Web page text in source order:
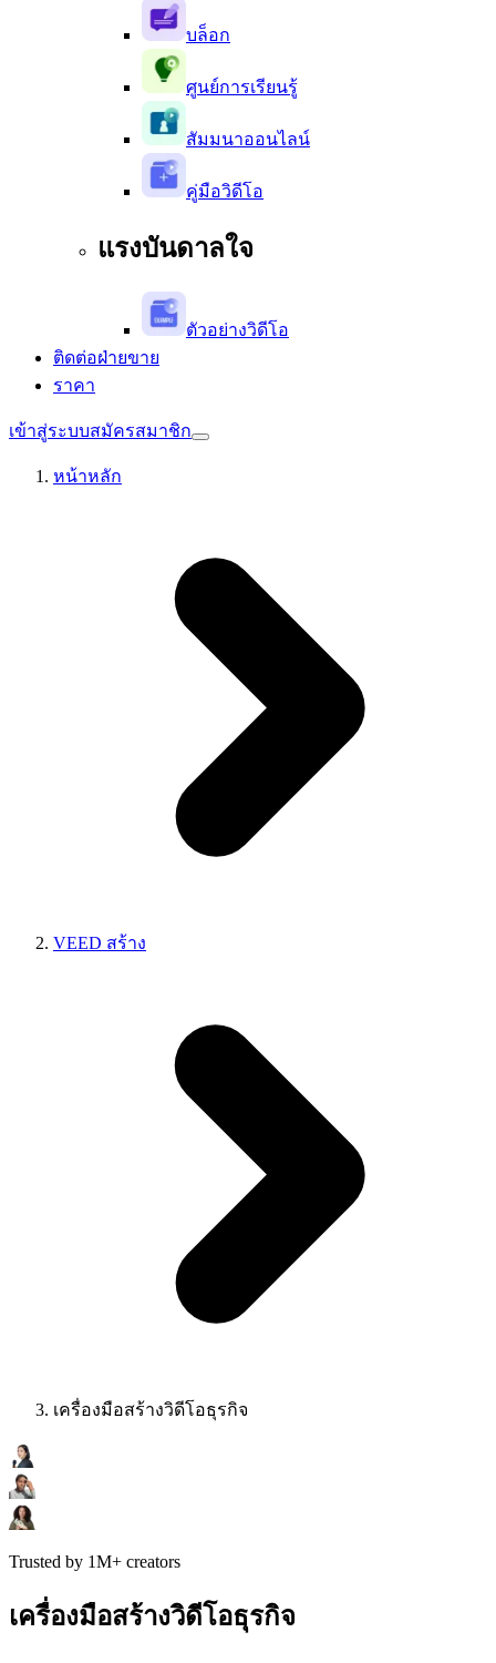
บล็อก
ศูนย์การเรียนรู้
สัมมนาออนไลน์
คู่มือวิดีโอ
แรงบันดาลใจ
ตัวอย่างวิดีโอ
ติดต่อฝ่ายขาย
ราคา
เข้าสู่ระบบสมัครสมาชิก
หน้าหลัก
VEED สร้าง
เครื่องมือสร้างวิดีโอธุรกิจ
Trusted by 1M+ creators
เครื่องมือสร้างวิดีโอธุรกิจ